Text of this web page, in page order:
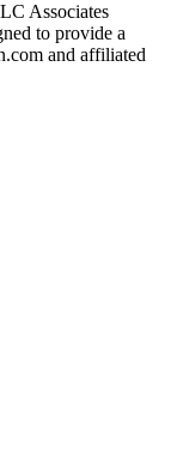
Associates
to provide a
and affiliated